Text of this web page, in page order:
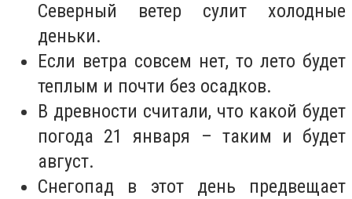
Северный ветер сулит холодные
деньки.
Если ветра совсем нет, то лето будет
теплым и почти без осадков.
В древности считали, что какой будет
погода 21 января – таким и будет
август.
Снегопад в этот день предвещает